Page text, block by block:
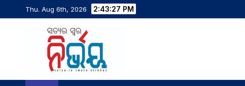
Thu. Aug 6th, 2026 2:43:28 PM